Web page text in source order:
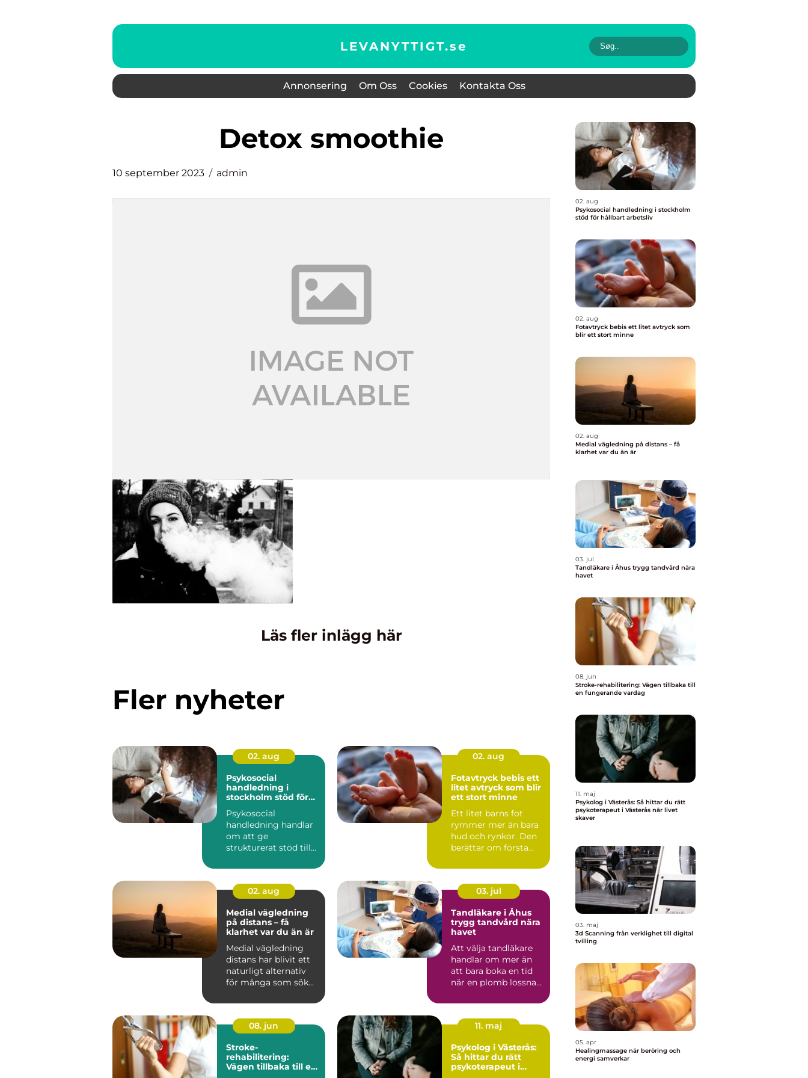
LEVANYTTIGT.se
Annonsering Om Oss Cookies Kontakta Oss
detox smoothie
10 september 2023 admin
Läs fler inlägg här
Fler nyheter
02. aug
Psykosocial
handledning i
stockholm stöd för
Psykosocial
handledning handlar
om att ge
strukturerat stöd till
arbete möter a...
02. aug
Fotavtryck bebis ett
litet avtryck som blir
ett stort minne
Ett litet barns fot
rymmer mer än bara
hud och rynkor. Den
berättar om första
tryggh...
02. aug
Medial vägledning
på distans – få
klarhet var du än är
Medial vägledning
distans har blivit ett
naturligt alternativ
för många som sök...
03. jul
Tandläkare i Åhus
trygg tandvård nära
havet
Att välja tandläkare
handlar om mer än
att bara boka en tid
när en plomb lossnar.
08. jun
Stroke-
rehabilitering:
Vägen tillbaka till en
11. maj
Psykolog i Västerås:
Så hittar du rätt
psykoterapeut i
02. aug
Psykosocial handledning i stockholm
stöd för hållbart arbetsliv
02. aug
Fotavtryck bebis ett litet avtryck som
blir ett stort minne
02. aug
Medial vägledning på distans – få
klarhet var du än är
03. jul
Tandläkare i Åhus trygg tandvård nära
havet
08. jun
Stroke-rehabilitering: Vägen tillbaka till
en fungerande vardag
11. maj
Psykolog i Västerås: Så hittar du rätt
psykoterapeut i Västerås när livet
skaver
03. maj
3d Scanning från verklighet till digital
tvilling
05. apr
Healingmassage när beröring och
energi samverkar